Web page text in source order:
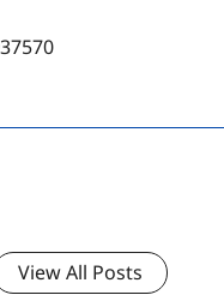
View All Posts